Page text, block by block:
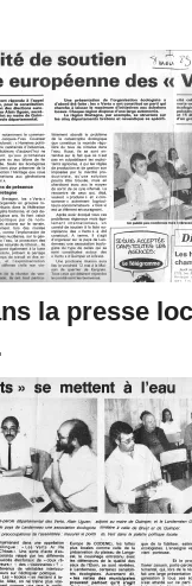
la presse